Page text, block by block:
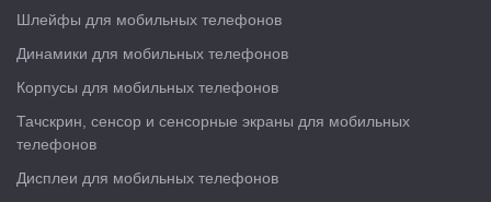
Шлейфы для мобильных телефонов
Динамики для мобильных телефонов
Корпусы для мобильных телефонов
Тачскрин, сенсор и сенсорные экраны для мобильных
телефонов
Дисплеи для мобильных телефонов